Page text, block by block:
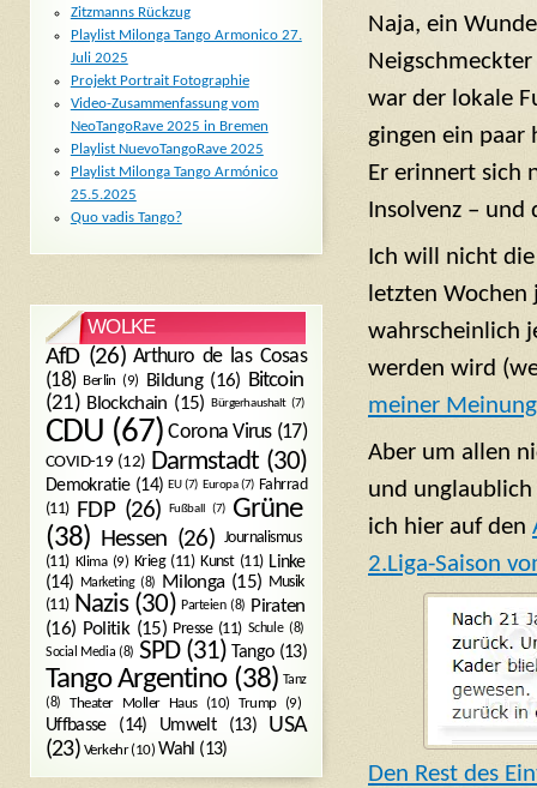
Naja, ein
war der lokale
gingen ein paar
Er erinnert sich
Insolvenz –
Ich will nicht
letzten Wochen
wahrscheinlich
werden wird
meiner
Aber um allen
und
ich hier auf den
2.Liga-Saison
Den Rest des
Zitzmanns Rückzug
Playlist Milonga Tango Armonico 27.
Juli 2025
Projekt Portrait Fotographie
Video-Zusammenfassung vom
NeoTangoRave 2025 in Bremen
Playlist NuevoTangoRave 2025
Playlist Milonga Tango Armónico
25.5.2025
Quo vadis Tango?
WOLKE
AfD(26) Arthuro de las Cosas
(18) Berlin (9) Bildung(16) Bitcoin
(21) Blockchain (15) Bürgerhaushalt (7)
CDU (67) Corona Virus(17)
COVID-19 (12) Darmstadt (30)
Demokratie(14) EU(7) Europa(7) Fahrrad
(11)
FDP(26) Fußball (7)
Grüne
(38) Hessen (26) Journalismus
(11) Klima(9) Krieg(11) Kunst(11) Linke
(14) Marketing(8) Milonga(15) Musik
(11) Nazis(30) Parteien(8) Piraten
(16) Politik(15) Presse(11) Schule(8)
Social Media (8) SPD(31) Tango(13)
Tango Argentino(38) Tanz
(8)
Theater Moller Haus(10) Trump(9)
Uffbasse(14) Umwelt(13)
USA
(23) Verkehr(10) Wahl (13)